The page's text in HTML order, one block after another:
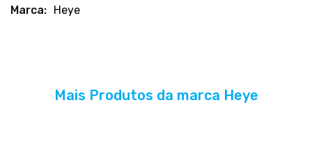
Mais
Heye
Mais Produtos da marca Heye